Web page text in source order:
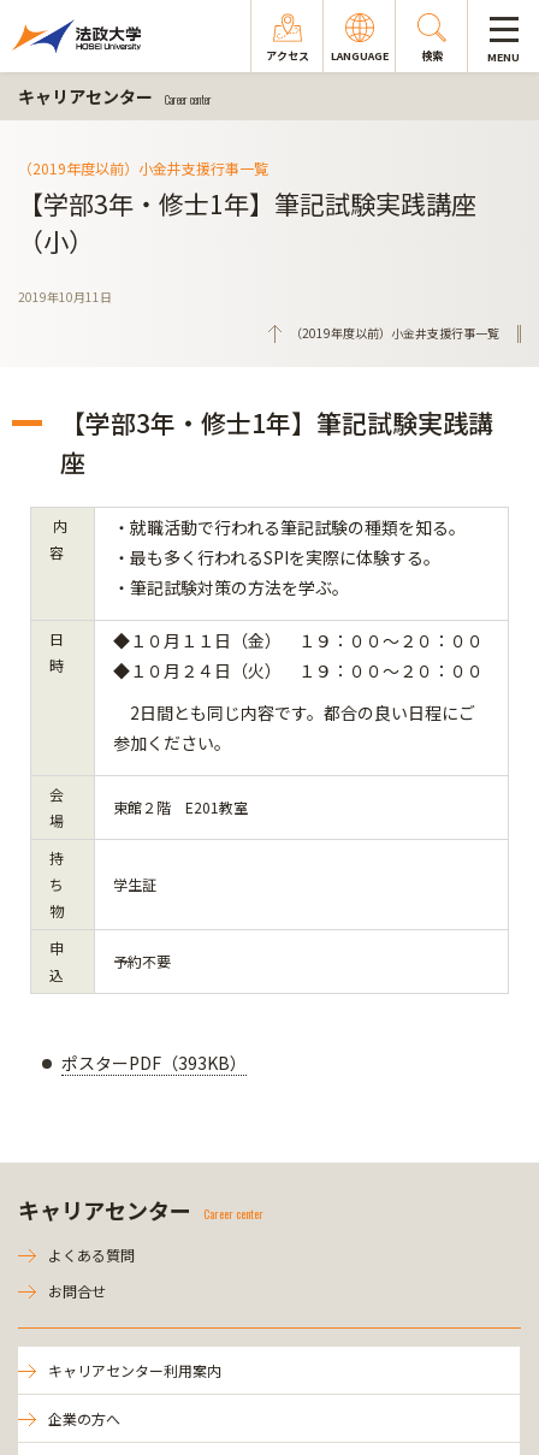
アクセス LANGUAGE 検索 MENU
キャリアセンター Career center
（2019年度以前）小金井支援行事一覧
【学部3年・修士1年】筆記試験実践講座
（小）
2019年10月11日
（2019年度以前）小金井支援行事一覧
【学部3年・修士1年】筆記試験実践講
座
内
容
・就職活動で行われる筆記試験の種類を知る。
・最も多く行われるSPIを実際に体験する。
・筆記試験対策の方法を学ぶ。
日
時
◆１０月１１日（金） １９：００～２０：００
◆１０月２４日（火） １９：００～２０：００
2日間とも同じ内容です。都合の良い日程にご
参加ください。
会
場
東館２階 E201教室
持
ち
物
学生証
申
込
予約不要
ポスターPDF（393KB）
キャリアセンター Career center
よくある質問
お問合せ
キャリアセンター利用案内
企業の方へ